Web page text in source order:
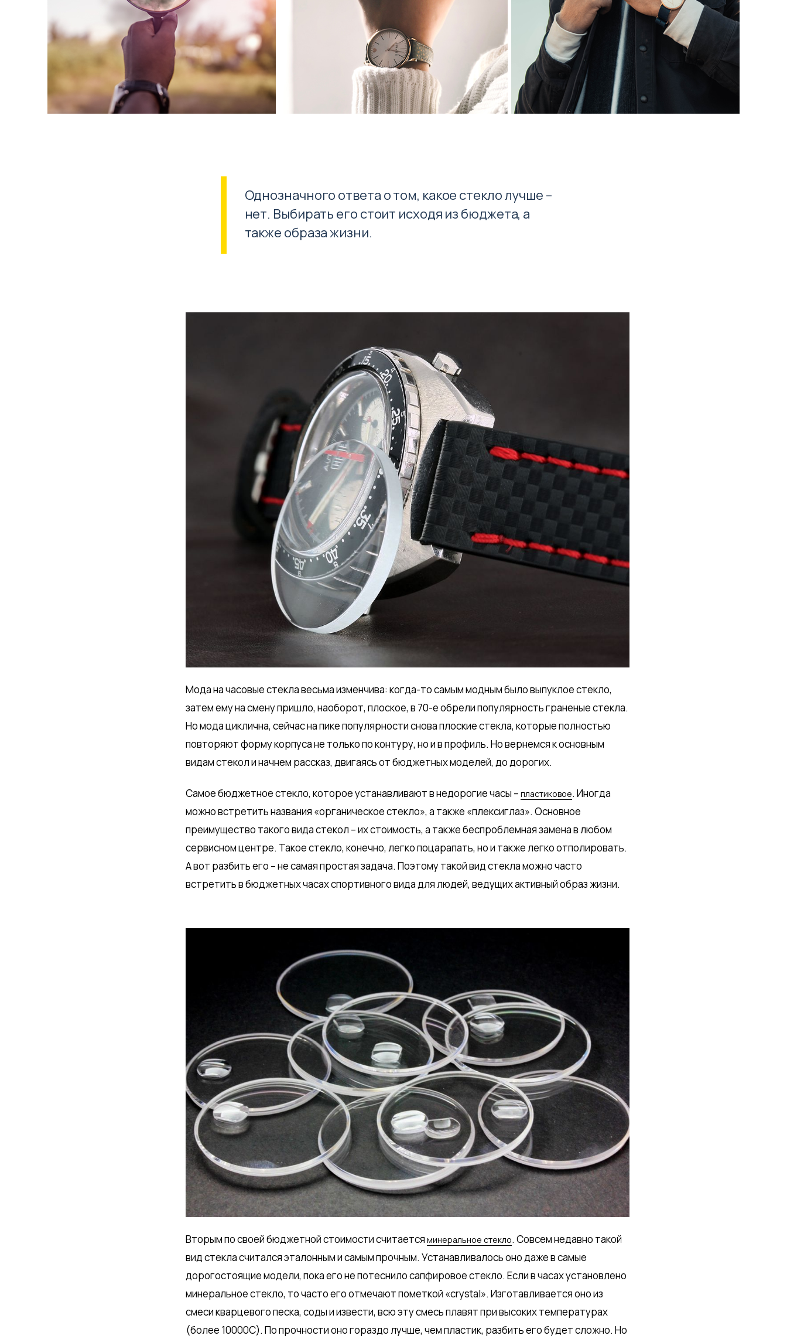
Однозначного ответа о том, какое стекло лучше –
нет. Выбирать его стоит исходя из бюджета, а
также образа жизни.
Мода на часовые стекла весьма изменчива: когда-то самым модным было выпуклое стекло,
затем ему на смену пришло, наоборот, плоское, в 70-е обрели популярность граненые стекла.
Но мода циклична, сейчас на пике популярности снова плоские стекла, которые полностью
повторяют форму корпуса не только по контуру, но и в профиль. Но вернемся к основным
видам стекол и начнем рассказ, двигаясь от бюджетных моделей, до дорогих.
Самое бюджетное стекло, которое устанавливают в недорогие часы –пластиковое. Иногда
можно встретить названия «органическое стекло», а также «плексиглаз». Основное
преимущество такого вида стекол – их стоимость, а также беспроблемная замена в любом
сервисном центре. Такое стекло, конечно, легко поцарапать, но и также легко отполировать.
А вот разбить его – не самая простая задача. Поэтому такой вид стекла можно часто
встретить в бюджетных часах спортивного вида для людей, ведущих активный образ жизни.
Вторым по своей бюджетной стоимости считаетсяминеральное стекло. Совсем недавно такой
вид стекла считался эталонным и самым прочным. Устанавливалось оно даже в самые
дорогостоящие модели, пока его не потеснило сапфировое стекло. Если в часах установлено
минеральное стекло, то часто его отмечают пометкой «crystal». Изготавливается оно из
смеси кварцевого песка, соды и извести, всю эту смесь плавят при высоких температурах
(более 10000С). По прочности оно гораздо лучше, чем пластик, разбить его будет сложно. Но